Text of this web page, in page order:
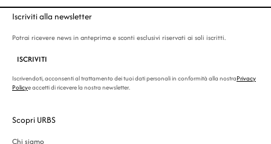
Iscriviti alla newsletter
Potrai ricevere news in anteprima e sconti esclusivi riservati ai soli iscritti.
ISCRIVITI
Iscrivendoti, acconsenti al trattamento dei tuoi dati personali in conformità alla nostraPrivacy
Policye accetti di ricevere la nostra newsletter.
Scopri URBS
Chi siamo